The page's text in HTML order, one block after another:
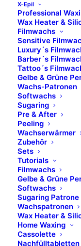
X-Epil
Professional
Wax Heater &
Filmwachs
Sensitive
Luxury´s
Barber´s
Tattoo´s
Gelbe & Grüne
Wachs-Patronen
Softwachs
Sugaring
Pre & After
Peeling
Wachserwärmer
Zubehör
Sets
Tutorials
Filmwachs
Gelbe & Grüne
Softwachs
Sugaring Patrone
Wachspatronen
Wax Heater &
Home Waxing
Cassolette
für die
mit Gelee
wirkt